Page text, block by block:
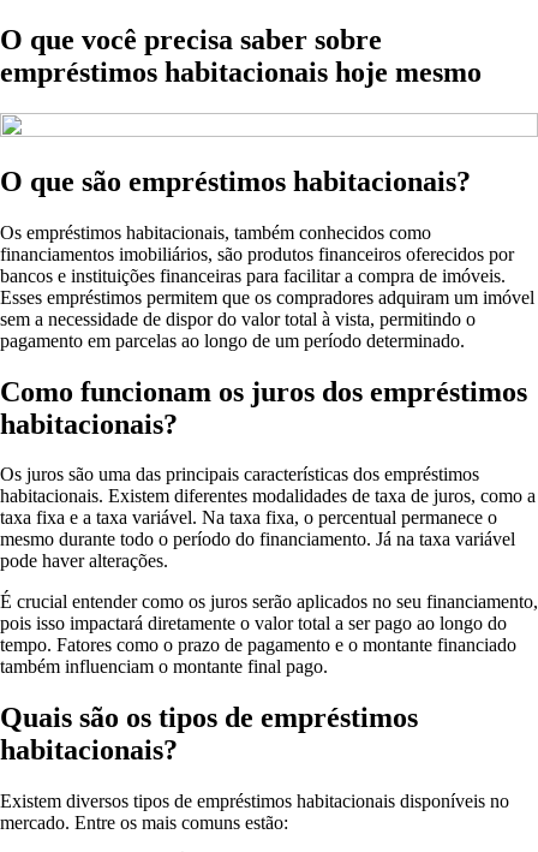
O que você precisa saber sobre
empréstimos habitacionais hoje mesmo
O que são empréstimos habitacionais?
Os empréstimos habitacionais, também conhecidos como
financiamentos imobiliários, são produtos financeiros oferecidos por
bancos e instituições financeiras para facilitar a compra de imóveis.
Esses empréstimos permitem que os compradores adquiram um imóvel
sem a necessidade de dispor do valor total à vista, permitindo o
pagamento em parcelas ao longo de um período determinado.
Como funcionam os juros dos empréstimos
habitacionais?
Os juros são uma das principais características dos empréstimos
habitacionais. Existem diferentes modalidades de taxa de juros, como a
taxa fixa e a taxa variável. Na taxa fixa, o percentual permanece o
mesmo durante todo o período do financiamento. Já na taxa variável
pode haver alterações.
É crucial entender como os juros serão aplicados no seu financiamento,
pois isso impactará diretamente o valor total a ser pago ao longo do
tempo. Fatores como o prazo de pagamento e o montante financiado
também influenciam o montante final pago.
Quais são os tipos de empréstimos
habitacionais?
Existem diversos tipos de empréstimos habitacionais disponíveis no
mercado. Entre os mais comuns estão: